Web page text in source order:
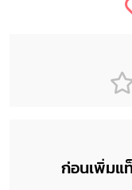
ก่อนเพิ่มแ